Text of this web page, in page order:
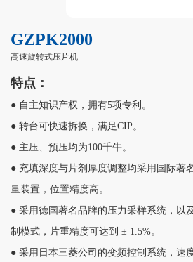
GZPK2000
高速旋转式压片机
特点：
● 自主知识产权，拥有5项专利。
● 转台可快速拆换，满足CIP。
● 主压、预压均为100千牛。
● 充填深度与片剂厚度调整均采用国际著
量装置，位置精度高。
● 采用德国著名品牌的压力采样系统，以
制模式，片重精度可达到 ± 1.5%。
● 采用日本三菱公司的变频控制系统，速